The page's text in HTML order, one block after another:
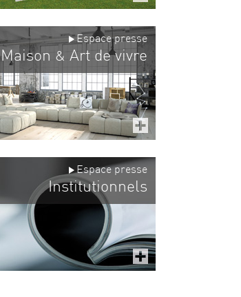
Espace presse
Maison & Art de vivre
Espace presse
Institutionnels